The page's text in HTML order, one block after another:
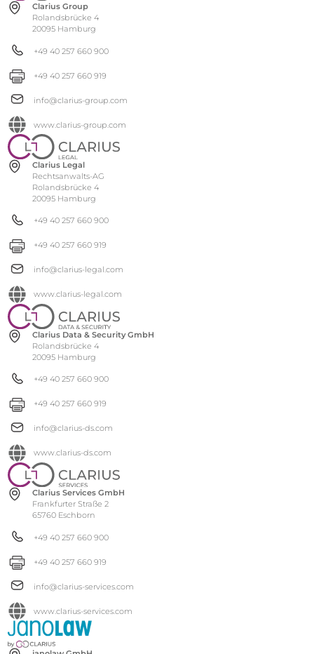
Clarius Group
Rolandsbrücke 4
20095 Hamburg
+49 40 257 660 900
+49 40 257 660 919
info@clarius-group.com
www.clarius-group.com
Clarius Legal
Rechtsanwalts-AG
Rolandsbrücke 4
20095 Hamburg
+49 40 257 660 900
+49 40 257 660 919
info@clarius-legal.com
www.clarius-legal.com
Clarius Data & Security GmbH
Rolandsbrücke 4
20095 Hamburg
+49 40 257 660 900
+49 40 257 660 919
info@clarius-ds.com
www.clarius-ds.com
Clarius Services GmbH
Frankfurter Straße 2
65760 Eschborn
+49 40 257 660 900
+49 40 257 660 919
info@clarius-services.com
www.clarius-services.com